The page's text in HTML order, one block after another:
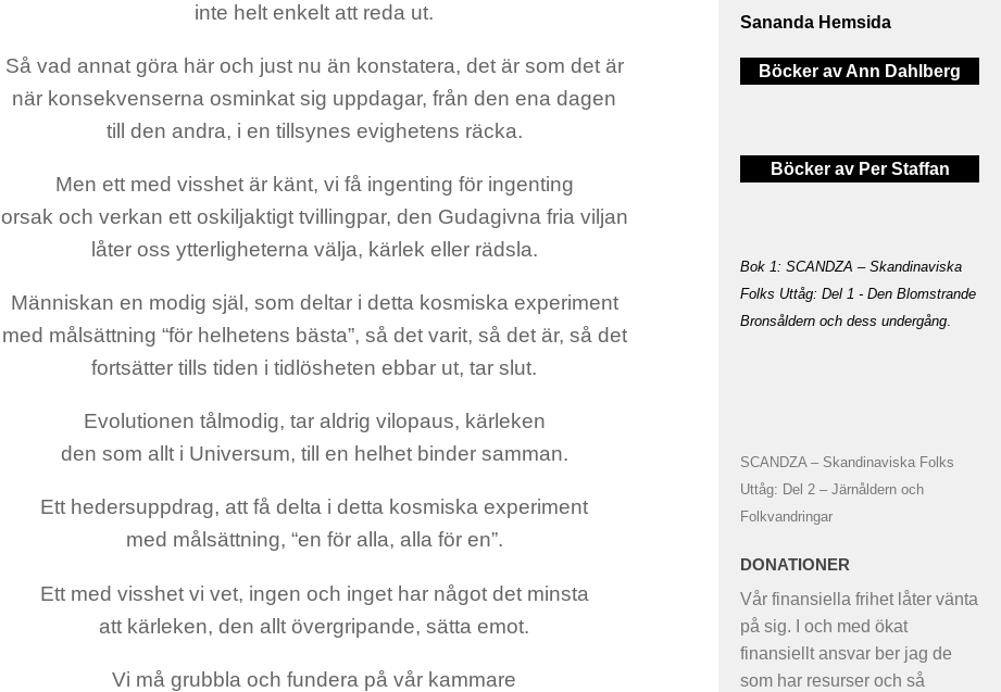
inte helt enkelt att reda ut.
Så vad annat göra här och just nu än konstatera, det är som det är
när konsekvenserna osminkat sig uppdagar, från den ena dagen
till den andra, i en tillsynes evighetens räcka.
Men ett med visshet är känt, vi få ingenting för ingenting
orsak och verkan ett oskiljaktigt tvillingpar, den Gudagivna fria viljan
låter oss ytterligheterna välja, kärlek eller rädsla.
Människan en modig själ, som deltar i detta kosmiska experiment
med målsättning “för helhetens bästa”, så det varit, så det är, så det
fortsätter tills tiden i tidlösheten ebbar ut, tar slut.
Evolutionen tålmodig, tar aldrig vilopaus, kärleken
den som allt i Universum, till en helhet binder samman.
Ett hedersuppdrag, att få delta i detta kosmiska experiment
med målsättning, “en för alla, alla för en”.
Ett med visshet vi vet, ingen och inget har något det minsta
att kärleken, den allt övergripande, sätta emot.
Vi må grubbla och fundera på vår kammare
Sananda Hemsida
Böcker av Ann Dahlberg
Böcker av Per Staffan
Bok 1: SCANDZA – Skandinaviska
Folks Uttåg: Del 1 - Den Blomstrande
Bronsåldern och dess undergång.
SCANDZA – Skandinaviska Folks
Uttåg: Del 2 – Järnåldern och
Folkvandringar
DONATIONER
Vår finansiella frihet låter vänta
på sig. I och med ökat
finansiellt ansvar ber jag de
som har resurser och så